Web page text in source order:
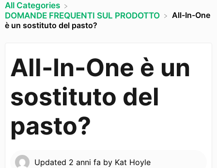
All Categories
​DOMANDE FREQUENTI SUL PRODOTTO
All-In-One
è un sostituto del pasto?
All-In-One è un
sostituto del
pasto?
Updated 2 anni fa by Kat Hoyle